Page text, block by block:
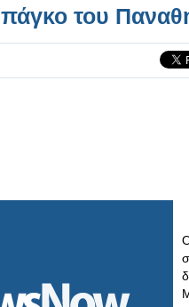
του